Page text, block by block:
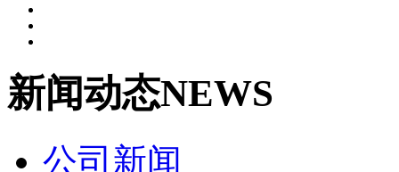
新闻动态NEWS
公司新闻